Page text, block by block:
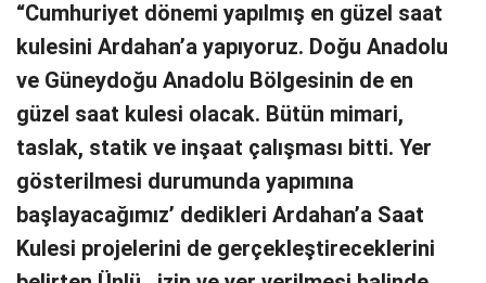
“Cumhuriyet dönemi yapılmış en güzel saat
kulesini Ardahan’a yapıyoruz. Doğu Anadolu
ve Güneydoğu Anadolu Bölgesinin de en
güzel saat kulesi olacak. Bütün mimari,
taslak, statik ve inşaat çalışması bitti. Yer
gösterilmesi durumunda yapımına
başlayacağımız’ dedikleri Ardahan’a Saat
Kulesi projelerini de gerçekleştireceklerini